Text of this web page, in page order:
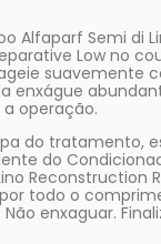
Alfaparf Semi di
Low no
suavemente
enxágue
operação.
do tratamento,
do
Reconstruction
todo o
enxaguar.